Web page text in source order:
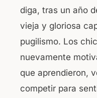
diga, tras un año
vieja y gloriosa
pugilismo. Los
nuevamente
que aprendieron,
competir para